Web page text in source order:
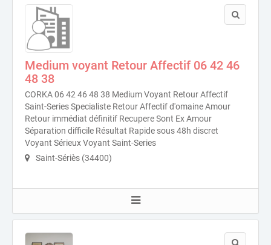
Medium voyant Retour Affectif 06 42 46
48 38
CORKA 06 42 46 48 38 Medium Voyant Retour Affectif
Saint-Series Specialiste Retour Affectif d'omaine Amour
Retour immédiat définitif Recupere Sont Ex Amour
Séparation difficile Résultat Rapide sous 48h discret
Voyant Sérieux Voyant Saint-Series
Saint-Sériès (34400)